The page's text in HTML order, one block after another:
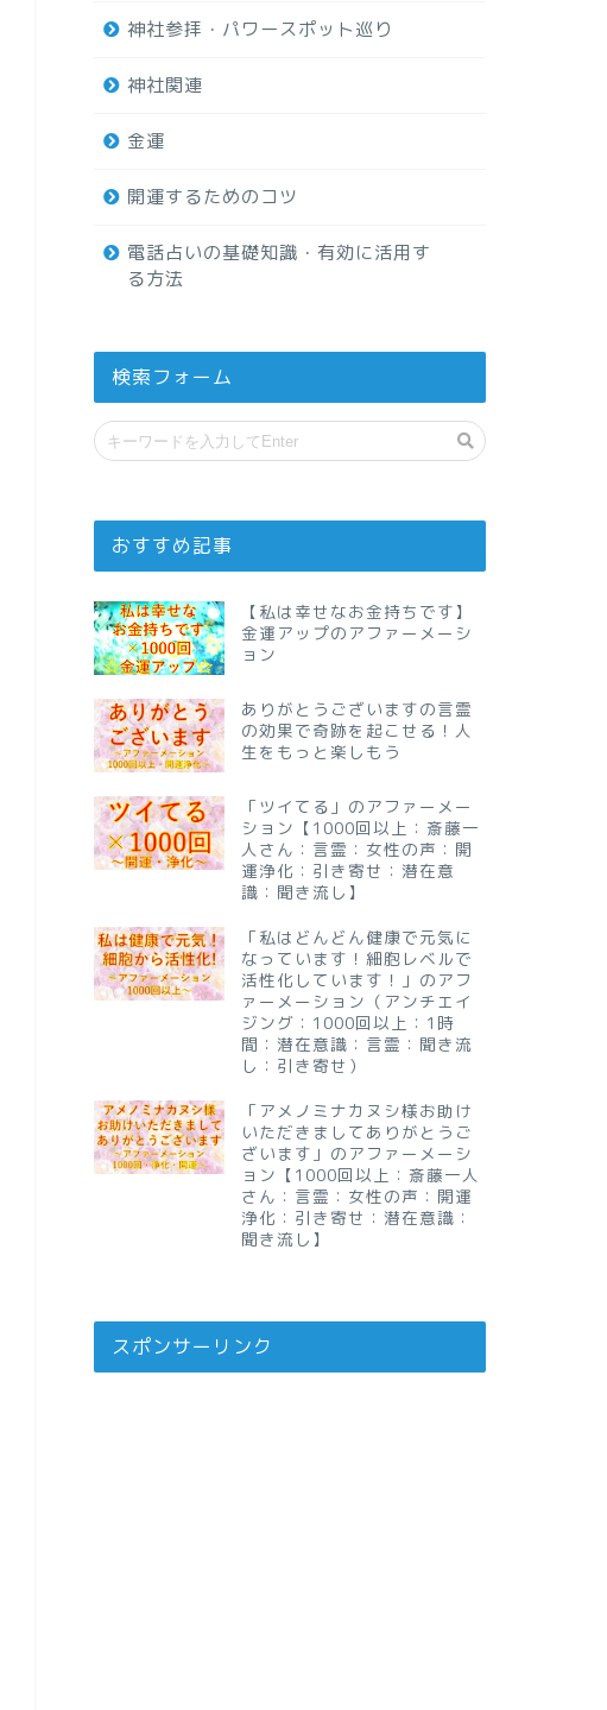
神社参拝・パワースポット巡り
神社関連
金運
開運するためのコツ
電話占いの基礎知識・有効に活用す
る方法
検索フォーム
おすすめ記事
【私は幸せなお金持ちです】
金運アップのアファーメーシ
ョン
ありがとうございますの言霊
の効果で奇跡を起こせる！人
生をもっと楽しもう
「ツイてる」のアファーメー
ション【1000回以上：斎藤一
人さん：言霊：女性の声：開
運浄化：引き寄せ：潜在意
識：聞き流し】
「私はどんどん健康で元気に
なっています！細胞レベルで
活性化しています！」のアフ
ァーメーション（アンチエイ
ジング：1000回以上：1時
間：潜在意識：言霊：聞き流
し：引き寄せ）
「アメノミナカヌシ様お助け
いただきましてありがとうご
ざいます」のアファーメーシ
ョン【1000回以上：斎藤一人
さん：言霊：女性の声：開運
浄化：引き寄せ：潜在意識：
聞き流し】
スポンサーリンク